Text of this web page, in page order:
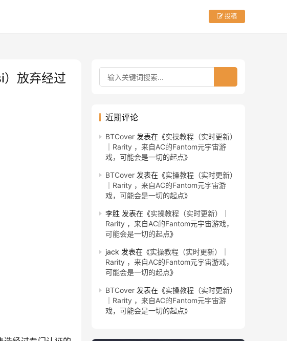
投稿
放弃经过
近期评论
BTCover 发表在《实操教程（实时更新）
｜Rarity ，来自AC的Fantom元宇宙游
戏，可能会是一切的起点》
BTCover 发表在《实操教程（实时更新）
｜Rarity ，来自AC的Fantom元宇宙游
戏，可能会是一切的起点》
李胜 发表在《实操教程（实时更新）｜
Rarity ，来自AC的Fantom元宇宙游戏，
可能会是一切的起点》
jack 发表在《实操教程（实时更新）｜
Rarity ，来自AC的Fantom元宇宙游戏，
可能会是一切的起点》
BTCover 发表在《实操教程（实时更新）
｜Rarity ，来自AC的Fantom元宇宙游
戏，可能会是一切的起点》